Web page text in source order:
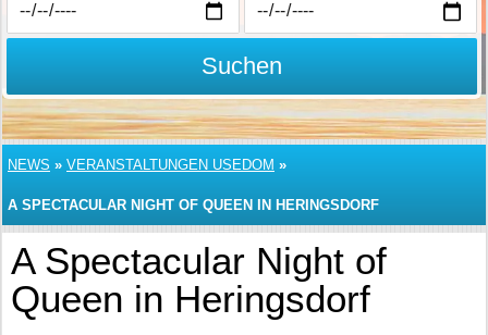
Suchen
NEWS » VERANSTALTUNGEN USEDOM »
A SPECTACULAR NIGHT OF QUEEN IN HERINGSDORF
A Spectacular Night of
Queen in Heringsdorf